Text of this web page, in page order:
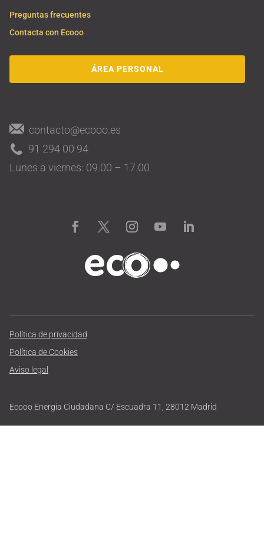
Preguntas frecuentes
Contacta con Ecooo
ÁREA PERSONAL
contacto@ecooo.es
91 294 00 94
Lunes a viernes: 09.00 – 17.00
Política de privacidad
Política de Cookies
Aviso legal
Ecooo Energía Ciudadana C/ Escuadra 11, 28012 Madrid